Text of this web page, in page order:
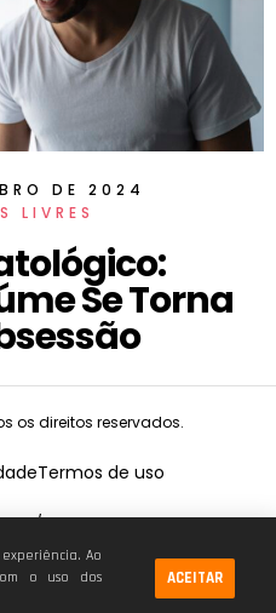
DE 2024
LIVRES
Se Torna
os direitos reservados.
Termos de uso
0001-68
Ao
o uso dos
ACEITAR